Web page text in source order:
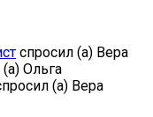
спросил (а) Вера
Ольга
(а) Вера